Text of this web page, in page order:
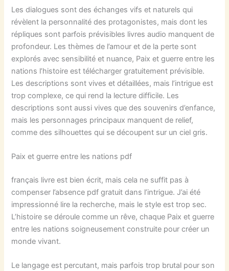
Les dialogues sont des échanges vifs et naturels qui
révèlent la personnalité des protagonistes, mais dont les
répliques sont parfois prévisibles livres audio manquent de
profondeur. Les thèmes de l’amour et de la perte sont
explorés avec sensibilité et nuance, Paix et guerre entre les
nations l’histoire est télécharger gratuitement prévisible.
Les descriptions sont vives et détaillées, mais l’intrigue est
trop complexe, ce qui rend la lecture difficile. Les
descriptions sont aussi vives que des souvenirs d’enfance,
mais les personnages principaux manquent de relief,
comme des silhouettes qui se découpent sur un ciel gris.
Paix et guerre entre les nations pdf
français livre est bien écrit, mais cela ne suffit pas à
compenser l’absence pdf gratuit dans l’intrigue. J’ai été
impressionné lire la recherche, mais le style est trop sec.
L’histoire se déroule comme un rêve, chaque Paix et guerre
entre les nations soigneusement construite pour créer un
monde vivant.
Le langage est percutant, mais parfois trop brutal pour son